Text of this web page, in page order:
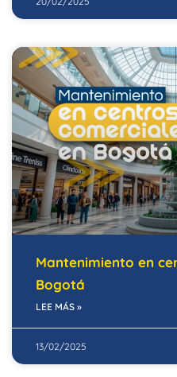
Mantenimiento en
Bogotá
LEE MÁS »
13/02/2025